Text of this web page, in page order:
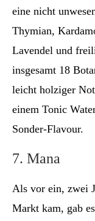
eine nicht
Thymian,
Lavendel und
insgesamt 18
leicht holziger
einem Tonic
Sonder-Flavour.
7. Mana
Als vor ein, zwei
Markt kam, gab